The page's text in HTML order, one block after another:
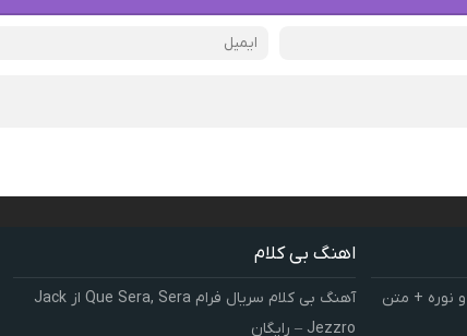
نوره + متن
اهنگ بی کلام
آهنگ بی کلام سریال فرام Que Sera, Sera از Jack
Jezzro – رایگان